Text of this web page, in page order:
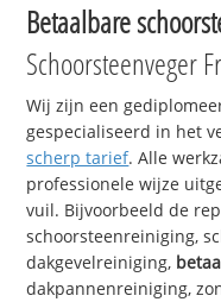
Betaalbare
Schoorsteenveger
Wij zijn een
gespecialiseerd in het
scherp tarief. Alle
professionele wijze
vuil. Bijvoorbeeld de
schoorsteenreiniging,
dakgevelreiniging,
dakpannenreiniging,